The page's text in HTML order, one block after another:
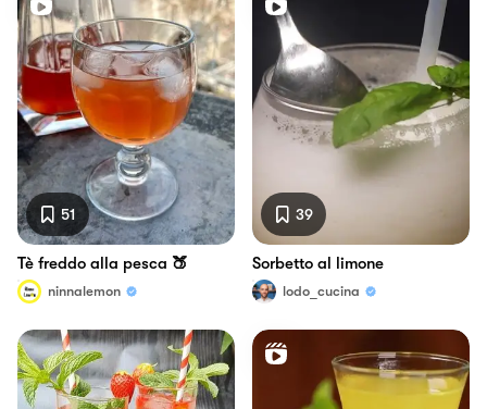
51
Tè freddo alla pesca 🍑
ninnalemon
39
Sorbetto al limone
lodo_cucina